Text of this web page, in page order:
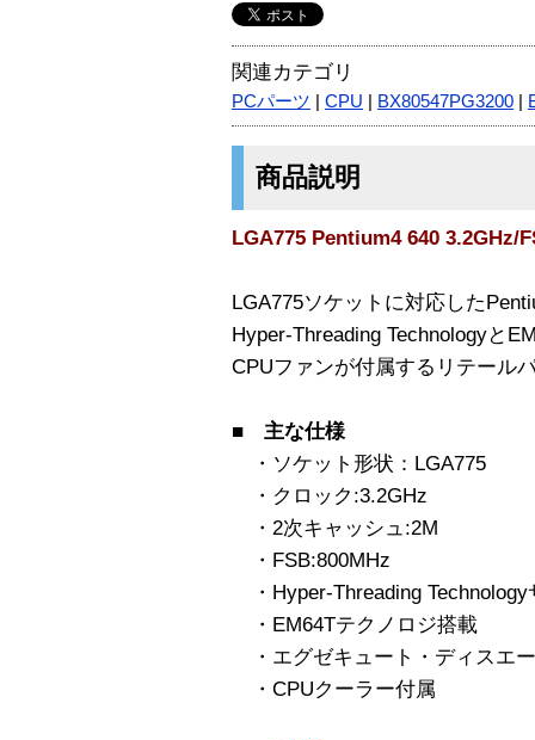
関連カテゴリ
PCパーツ CPU BX80547PG3200
商品説明
LGA775 Pentium4 640 3.2GHz/
LGA775ソケットに対応した
Hyper-Threading Technologyと
CPUファンが付属するリテール
■ 主な仕様
・ソケット形状：LGA775
・クロック:3.2GHz
・2次キャッシュ:2M
・FSB:800MHz
・Hyper-Threading Technology
・EM64Tテクノロジ搭載
・エグゼキュート・ディスエ
・CPUクーラー付属